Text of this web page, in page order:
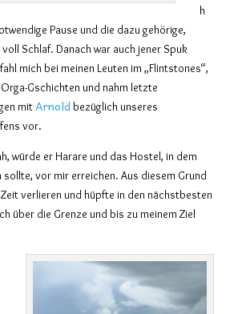
h
Pause und die dazu gehörige,
Schlaf. Danach war auch jener Spuk
mich bei meinen Leuten im „Flintstones“,
Gschichten und nahm letzte
mitArnoldbezüglich unseres
vor.
würde er Harare und das Hostel, in dem
vor mir erreichen. Aus diesem Grund
verlieren und hüpfte in den nächstbesten
über die Grenze und bis zu meinem Ziel